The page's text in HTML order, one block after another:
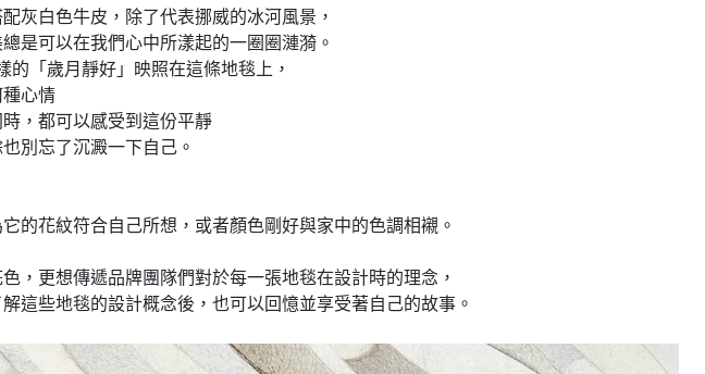
灰白色牛皮，除了代表挪威的冰河風景，
是可以在我們心中所漾起的一圈圈漣漪。
的「歲月靜好」映照在這條地毯上，
心情
，都可以感受到這份平靜
別忘了沉澱一下自己。
的花紋符合自己所想，或者顏色剛好與家中的色調相襯。
，更想傳遞品牌團隊們對於每一張地毯在設計時的理念，
這些地毯的設計概念後，也可以回憶並享受著自己的故事。